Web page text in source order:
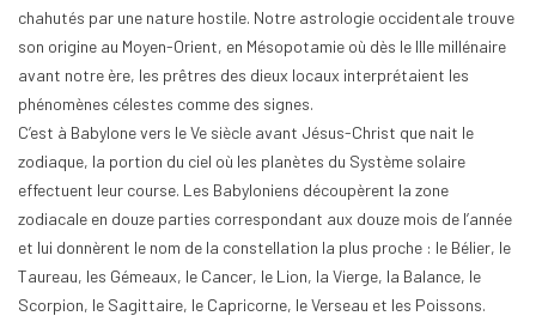
chahutés par une nature hostile. Notre astrologie occidentale trouve
son origine au Moyen-Orient, en Mésopotamie où dès le IIIe millénaire
avant notre ère, les prêtres des dieux locaux interprétaient les
phénomènes célestes comme des signes.
C’est à Babylone vers le Ve siècle avant Jésus-Christ que nait le
zodiaque, la portion du ciel où les planètes du Système solaire
effectuent leur course. Les Babyloniens découpèrent la zone
zodiacale en douze parties correspondant aux douze mois de l’année
et lui donnèrent le nom de la constellation la plus proche : le Bélier, le
Taureau, les Gémeaux, le Cancer, le Lion, la Vierge, la Balance, le
Scorpion, le Sagittaire, le Capricorne, le Verseau et les Poissons.